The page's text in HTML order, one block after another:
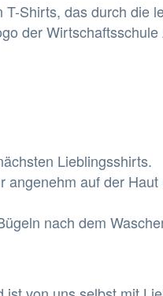
Shirts, das durch die
der
Lieblingsshirts.
auf der
nach dem